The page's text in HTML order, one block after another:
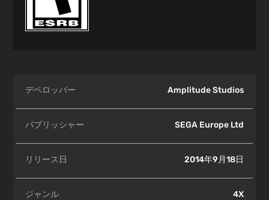
デベロッパー Amplitude Studios
パブリッシャー SEGA Europe Ltd
リリース日 2014年9月18日
ジャンル
4X